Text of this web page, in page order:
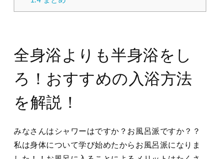
全身浴よりも半身浴をし
ろ！おすすめの入浴方法
を解説！
みなさんはシャワーはですか？お風呂派ですか？？
私は身体について学び始めたからお風呂派になりま